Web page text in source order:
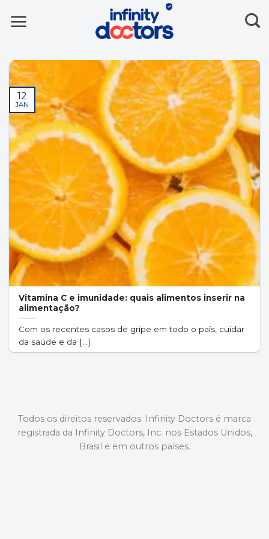
Vitamina C e imunidade: quais alimentos inserir na
alimentação?
Com os recentes casos de gripe em todo o país, cuidar
da saúde e da [...]
12
JAN
Todos os direitos reservados. Infinity Doctors é marca
registrada da Infinity Doctors, Inc. nos Estados Unidos,
Brasil e em outros países.